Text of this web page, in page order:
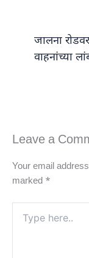
जालना
वाहनांच्या
Leave a
Your email
marked *
here..